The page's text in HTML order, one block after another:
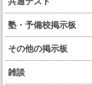
塾・予備校掲示板
その他の掲示板
雑談